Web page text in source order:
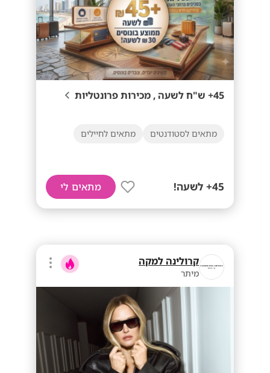
45+ ש"ח לשעה , מכירות פרונטליות
מתאים לסטודנטים מתאים לחיילים
45+ לשעה! מתאים לי
קרולינה למקה
מיתר